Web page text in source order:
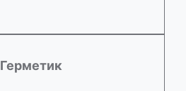
Герметик